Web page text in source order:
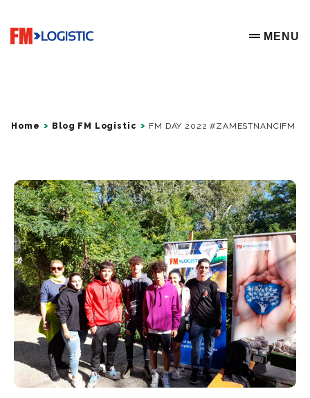
Go to home page
OPEN
MENU
Home Blog FM Logistic FM DAY 2022 #ZAMESTNANCIFM